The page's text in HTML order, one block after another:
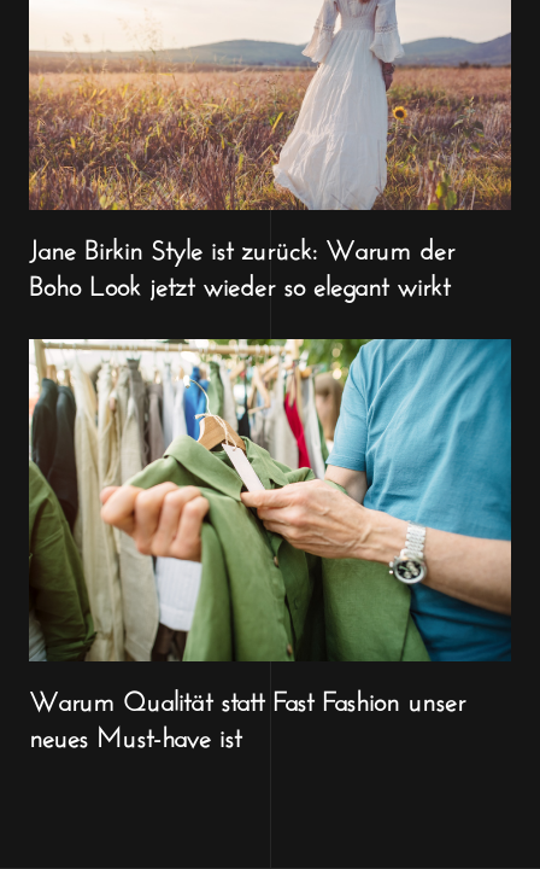
Jane Birkin Style ist zurück: Warum der
Boho Look jetzt wieder so elegant wirkt
Warum Qualität statt Fast Fashion unser
neues Must-have ist